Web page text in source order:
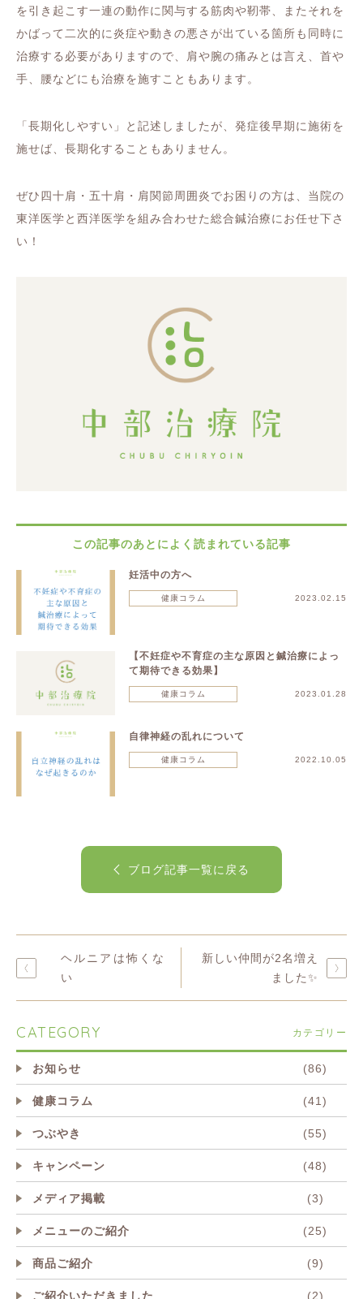
を引き起こす一連の動作に関与する筋肉や靭帯、またそれを
かばって二次的に炎症や動きの悪さが出ている箇所も同時に
治療する必要がありますので、肩や腕の痛みとは言え、首や
手、腰などにも治療を施すこともあります。
「長期化しやすい」と記述しましたが、発症後早期に施術を
施せば、長期化することもありません。
ぜひ四十肩・五十肩・肩関節周囲炎でお困りの方は、当院の
東洋医学と西洋医学を組み合わせた総合鍼治療にお任せ下さ
い！
この記事のあとによく読まれている記事
妊活中の方へ
健康コラム 2023.02.15
【不妊症や不育症の主な原因と鍼治療によっ
て期待できる効果】
健康コラム 2023.01.28
自律神経の乱れについて
健康コラム 2022.10.05
ブログ記事一覧に戻る
ヘルニアは怖くな
い
新しい仲間が2名増え
ました✨
CATEGORY カテゴリー
お知らせ (86)
健康コラム (41)
つぶやき (55)
キャンペーン (48)
メディア掲載 (3)
メニューのご紹介 (25)
商品ご紹介 (9)
ご紹介いただきました (2)